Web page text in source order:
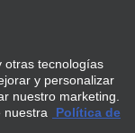
otras tecnologías
y personalizar
nuestro marketing.
nuestra
Política de